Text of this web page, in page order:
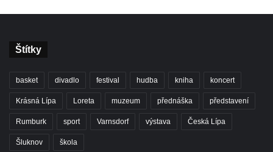
Štítky
basket divadlo festival hudba kniha koncert
Krásná Lípa Loreta muzeum přednáška představení
Rumburk sport Varnsdorf výstava Česká Lípa
Šluknov škola